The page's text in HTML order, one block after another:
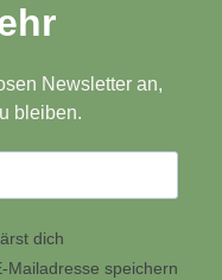
Newsletter an,
bleiben.
dich
Mailadresse speichern